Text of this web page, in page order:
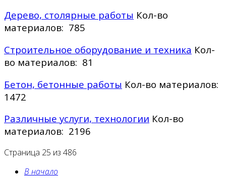
Дерево, столярные работы Кол-во
материалов: 785
Строительное оборудование и техника Кол-
во материалов: 81
Бетон, бетонные работы Кол-во материалов:
1472
Различные услуги, технологии Кол-во
материалов: 2196
Страница 25 из 486
В начало